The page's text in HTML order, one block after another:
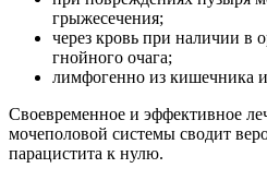
грыжесечения;
через кровь при наличии в
гнойного очага;
лимфогенно из кишечника
Своевременное и эффективное
мочеполовой системы сводит
парацистита к нулю.